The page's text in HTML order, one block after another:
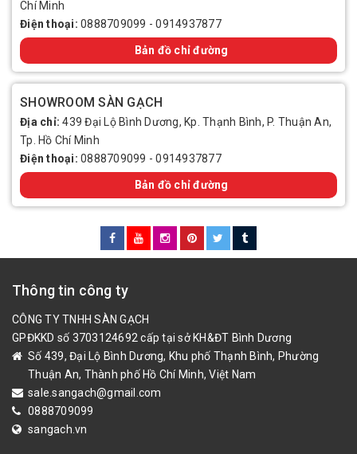
Chí Minh
Điện thoại: 0888709099 -0914937877
Bản đồ chỉ đường
SHOWROOM SÀN GẠCH
Địa chỉ:439 Đại Lộ Bình Dương, Kp. Thạnh Bình, P. Thuận An,
Tp. Hồ Chí Minh
Điện thoại: 0888709099 -0914937877
Bản đồ chỉ đường
Thông tin công ty
CÔNG TY TNHH SÀN GẠCH
GPĐKKD số 3703124692 cấp tại sở KH&ĐT Bình Dương
Số 439, Đại Lộ Bình Dương, Khu phố Thạnh Bình, Phường
Thuận An, Thành phố Hồ Chí Minh, Việt Nam
sale.sangach@gmail.com
0888709099
sangach.vn